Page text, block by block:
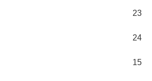
23
24
15